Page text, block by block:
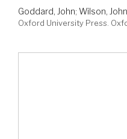
Goddard, John; Wilson, John
Oxford University Press.